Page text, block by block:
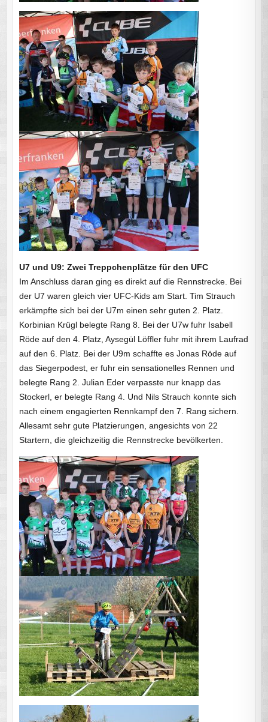
U7 und U9: Zwei Treppchenplätze für den UFC
Im Anschluss daran ging es direkt auf die Rennstrecke. Bei
der U7 waren gleich vier UFC-Kids am Start. Tim Strauch
erkämpfte sich bei der U7m einen sehr guten 2. Platz.
Korbinian Krügl belegte Rang 8. Bei der U7w fuhr Isabell
Röde auf den 4. Platz, Aysegül Löffler fuhr mit ihrem Laufrad
auf den 6. Platz. Bei der U9m schaffte es Jonas Röde auf
das Siegerpodest, er fuhr ein sensationelles Rennen und
belegte Rang 2. Julian Eder verpasste nur knapp das
Stockerl, er belegte Rang 4. Und Nils Strauch konnte sich
nach einem engagierten Rennkampf den 7. Rang sichern.
Allesamt sehr gute Platzierungen, angesichts von 22
Startern, die gleichzeitig die Rennstrecke bevölkerten.